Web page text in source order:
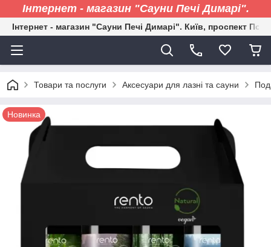
Інтернет - магазин "Сауни Печі Димарі".
Інтернет - магазин "Сауни Печі Димарі". Київ, проспект
Товари та послуги Аксесуари для лазні та сауни
Новинка